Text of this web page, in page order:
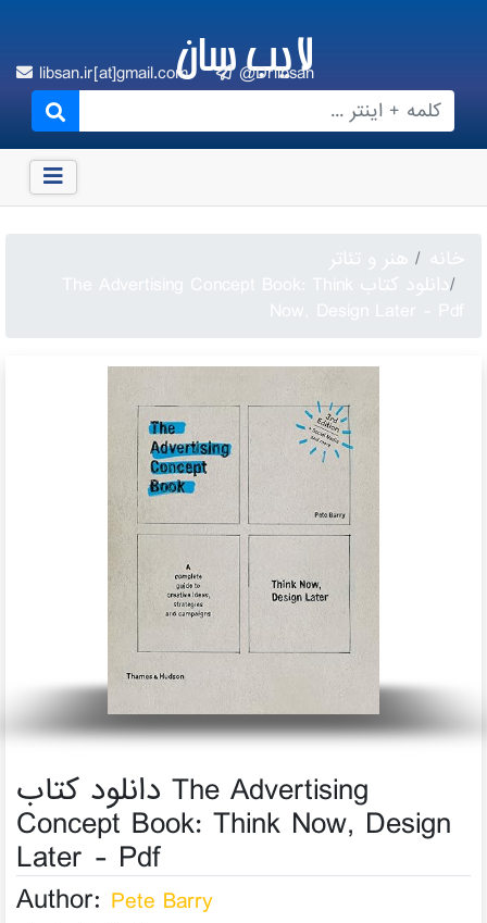
لایب سانlibsan.ir[at]gmail.com @Drlibsan
هنر و تئاتر
دانلود کتاب The Advertising
Concept Book: Think Now, Design
Later - Pdf
Author:Pete Barry